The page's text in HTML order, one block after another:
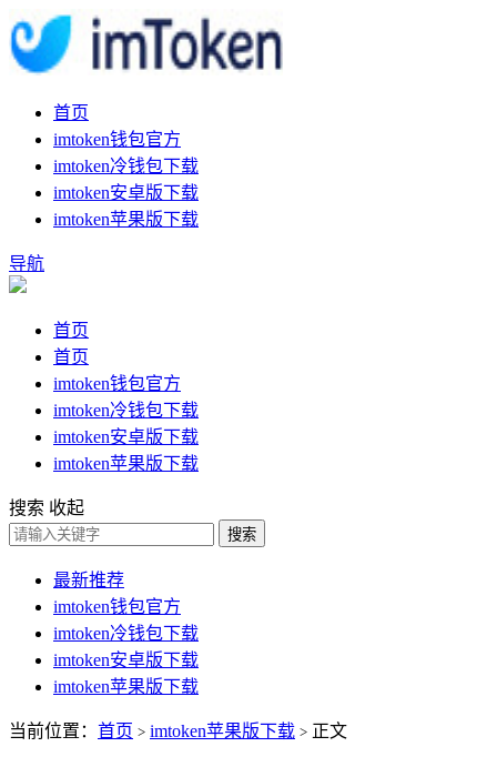
首页
imtoken钱包官方
imtoken冷钱包下载
imtoken安卓版下载
imtoken苹果版下载
导航
首页
首页
imtoken钱包官方
imtoken冷钱包下载
imtoken安卓版下载
imtoken苹果版下载
搜索 收起
搜索
最新推荐
imtoken钱包官方
imtoken冷钱包下载
imtoken安卓版下载
imtoken苹果版下载
当前位置： 首页 > imtoken苹果版下载 > 正文